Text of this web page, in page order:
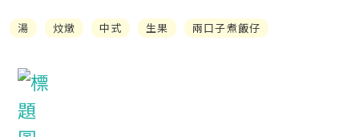
湯 炆燉 中式 生果 兩口子煮飯仔